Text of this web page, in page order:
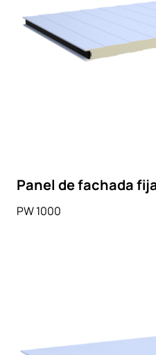
Panel de fachada
PW 1000